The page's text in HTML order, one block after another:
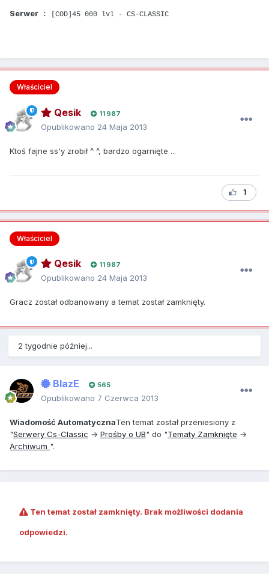
Serwer : [COD]45 000 lvl - CS-CLASSIC
Właściciel
Qesik 11 987
Opublikowano 24 Maja 2013
Ktoś fajne ss'y zrobił ^ ^, bardzo ogarnięte ...
1
Właściciel
Qesik 11 987
Opublikowano 24 Maja 2013
Gracz został odbanowany a temat został zamknięty.
2 tygodnie później...
BlazE 565
Opublikowano 7 Czerwca 2013
Wiadomość AutomatycznaTen temat został przeniesiony z
"Serwery Cs-Classic → Prośby o UB" do "Tematy Zamknięte →
Archiwum ".
Ten temat został zamknięty. Brak możliwości dodania
odpowiedzi.